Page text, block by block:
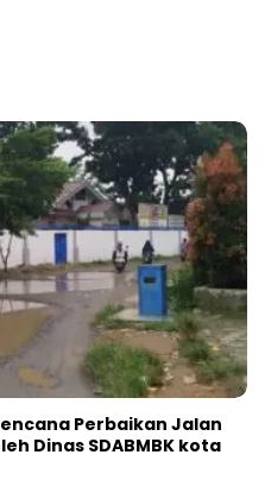
Perbaikan Jalan
Dinas SDABMBK kota